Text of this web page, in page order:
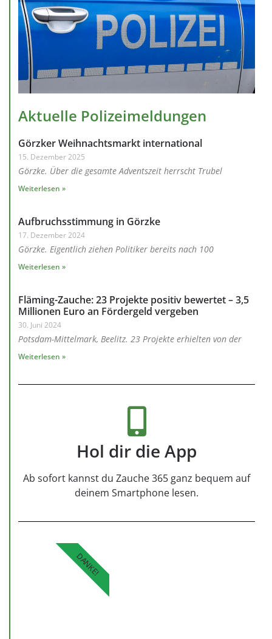
Aktuelle Polizeimeldungen
Görzker Weihnachtsmarkt international
15. Dezember 2025
Görzke. Über die gesamte Adventszeit herrscht Trubel
Weiterlesen »
Aufbruchsstimmung in Görzke
17. Dezember 2024
Görzke. Eigentlich ziehen Politiker bereits nach 100
Weiterlesen »
Fläming-Zauche: 23 Projekte positiv bewertet – 3,5
Millionen Euro an Fördergeld vergeben
30. Juni 2024
Potsdam-Mittelmark, Beelitz. 23 Projekte erhielten von der
Weiterlesen »
Hol dir die App
Ab sofort kannst du Zauche 365 ganz bequem auf
deinem Smartphone lesen.
DANKE!